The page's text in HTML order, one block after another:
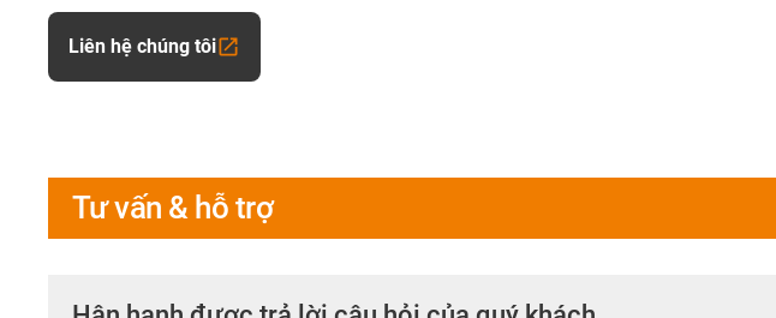
Liên hệ chúng tôi
Tư vấn & hỗ trợ